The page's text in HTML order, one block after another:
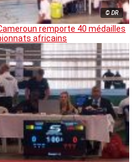
© DR
remporte 40 médailles
africains